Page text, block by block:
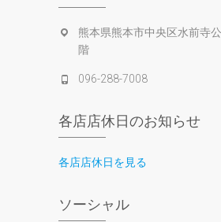
熊本県熊本市中央区水前寺
階
096-288-7008
各店店休日のお知らせ
各店店休日を見る
ソーシャル